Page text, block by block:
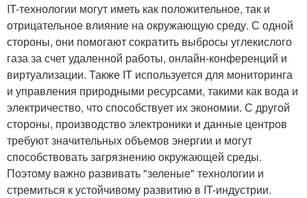
IT-технологии могут иметь как положительное, так и
отрицательное влияние на окружающую среду. С одной
стороны, они помогают сократить выбросы углекислого
газа за счет удаленной работы, онлайн-конференций и
виртуализации. Также IT используется для мониторинга
и управления природными ресурсами, такими как вода и
электричество, что способствует их экономии. С другой
стороны, производство электроники и данные центров
требуют значительных объемов энергии и могут
способствовать загрязнению окружающей среды.
Поэтому важно развивать "зеленые" технологии и
стремиться к устойчивому развитию в IT-индустрии.